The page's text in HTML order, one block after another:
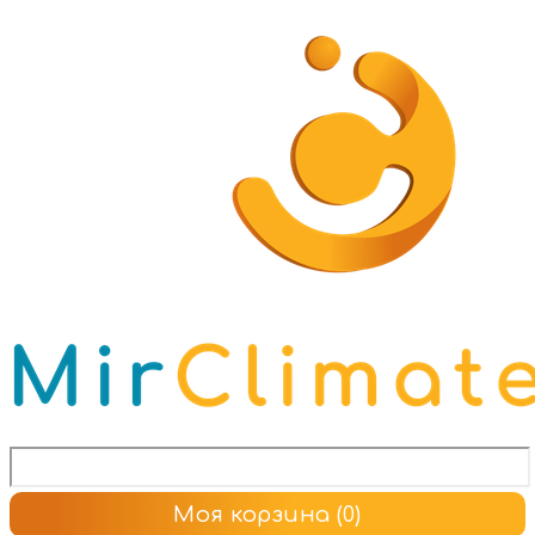
Моя корзина (0)